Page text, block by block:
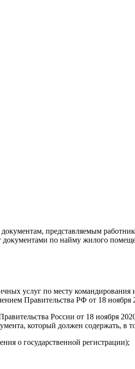
представляемым
документами по найму жилого
услуг по месту
Правительства РФ от 18 ноября
России от 18 ноября
который должен содержать, в
о государственной регистрации);